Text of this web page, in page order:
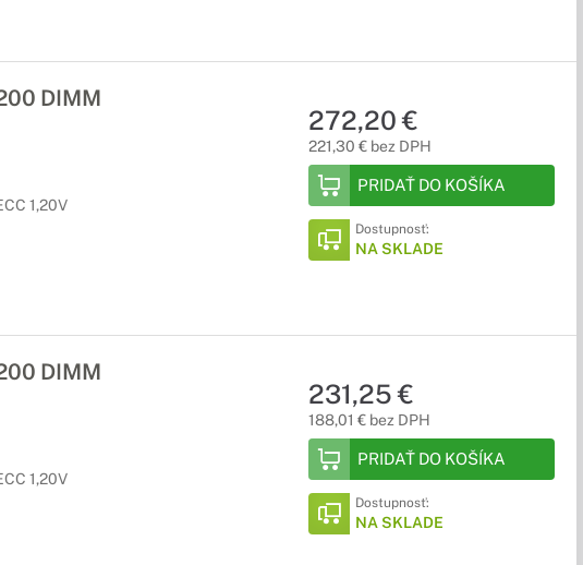
DIMM
1,20V
272,20 €
221,30 € bez DPH
PRIDAŤ DO KOŠÍKA
Dostupnosť:
NA SKLADE
DIMM
1,20V
231,25 €
188,01 € bez DPH
PRIDAŤ DO KOŠÍKA
Dostupnosť:
NA SKLADE